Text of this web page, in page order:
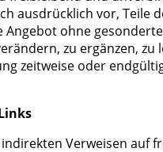
ausdrücklich vor, Teile
Angebot ohne gesonderte
zu ergänzen, zu
zeitweise oder
Verweisen auf